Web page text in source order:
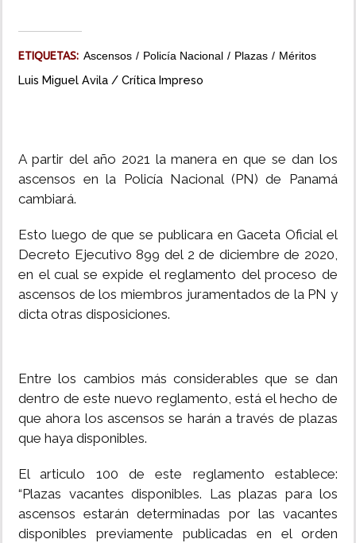
ETIQUETAS: Ascensos Policía Nacional Plazas Méritos
Luis Miguel Avila / Crítica Impreso
A partir del año 2021 la manera en que se dan los
ascensos en la Policía Nacional (PN) de Panamá
cambiará.
Esto luego de que se publicara en Gaceta Oficial el
Decreto Ejecutivo 899 del 2 de diciembre de 2020,
en el cual se expide el reglamento del proceso de
ascensos de los miembros juramentados de la PN y
dicta otras disposiciones.
Entre los cambios más considerables que se dan
dentro de este nuevo reglamento, está el hecho de
que ahora los ascensos se harán a través de plazas
que haya disponibles.
El articulo 100 de este reglamento establece:
“Plazas vacantes disponibles. Las plazas para los
ascensos estarán determinadas por las vacantes
disponibles previamente publicadas en el orden